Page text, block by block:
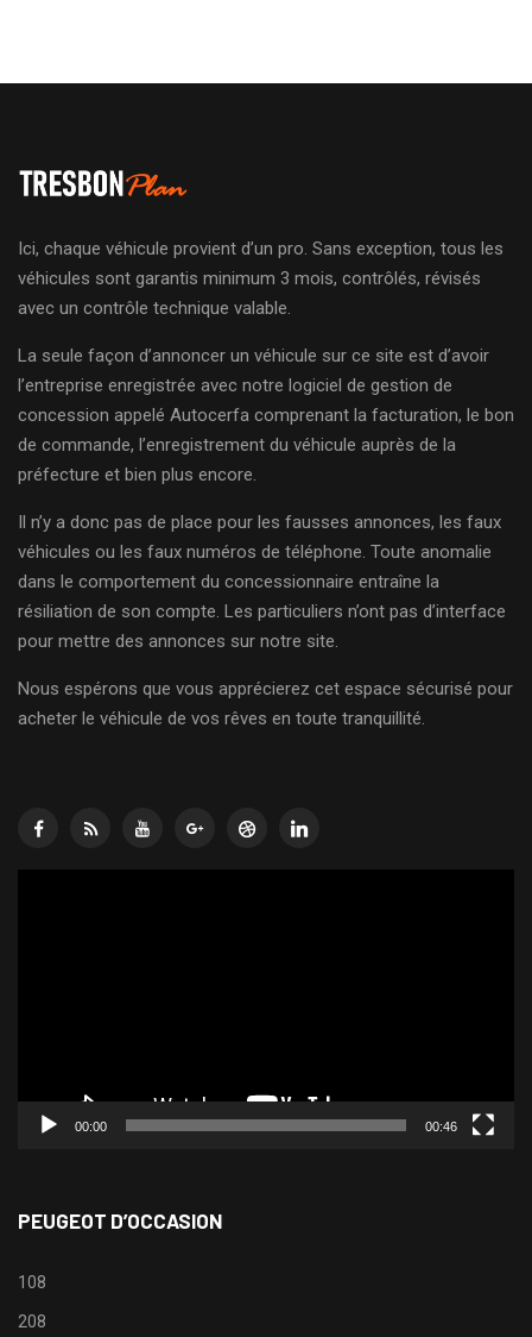
Ici, chaque véhicule provient d’un pro. Sans exception, tous les
véhicules sont garantis minimum 3 mois, contrôlés, révisés
avec un contrôle technique valable.
La seule façon d’annoncer un véhicule sur ce site est d’avoir
l’entreprise enregistrée avec notre logiciel de gestion de
concession appelé Autocerfa comprenant la facturation, le bon
de commande, l’enregistrement du véhicule auprès de la
préfecture et bien plus encore.
Il n’y a donc pas de place pour les fausses annonces, les faux
véhicules ou les faux numéros de téléphone. Toute anomalie
dans le comportement du concessionnaire entraîne la
résiliation de son compte. Les particuliers n’ont pas d’interface
pour mettre des annonces sur notre site.
Nous espérons que vous apprécierez cet espace sécurisé pour
acheter le véhicule de vos rêves en toute tranquillité.
00:00 00:46
PEUGEOT D’OCCASION
108
208